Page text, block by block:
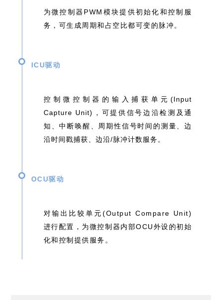
为微控制器PWM模块提供初始化和控制服
务，可生成周期和占空比都可变的脉冲。
ICU驱动
控制微控制器的输入捕获单元(Input
Capture Unit)， 可提供信号边沿检测及通
知、中断唤醒、周期性信号时间的测量、边
沿时间戳捕获、边沿/脉冲计数服务。
OCU驱动
对输出⽐较单元(Output Compare Unit)
进⾏配置，为微控制器内部OCU外设的初始
化和控制提供服务。